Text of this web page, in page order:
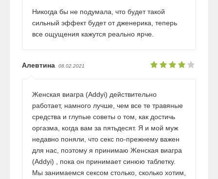
Никогда бы не подумала, что будет такой
сильный эффект будет от дженерика, теперь
все ощущения кажутся реально ярче.
Алевтина 08.02.2021
Женская виагра (Addyi) действительно
работает, намного лучше, чем все те травяные
средства и глупые советы о том, как достичь
оргазма, когда вам за пятьдесят. Я и мой муж
недавно поняли, что секс по-прежнему важен
для нас, поэтому я принимаю Женская виагра
(Addyi) , пока он принимает синюю таблетку.
Мы занимаемся сексом столько, сколько хотим,